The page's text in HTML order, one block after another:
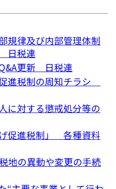
規律及び内部管理体制
日税連
更新 日税連
進税制の周知チラシ
に対する懲戒処分等の
促進税制」 各種資料
地の異動や変更の手続